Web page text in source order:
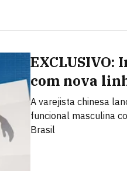
com nova
A varejista chinesa
funcional masculina
Brasil